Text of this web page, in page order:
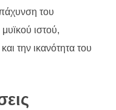
του
ιστού,
την ικανότητα του